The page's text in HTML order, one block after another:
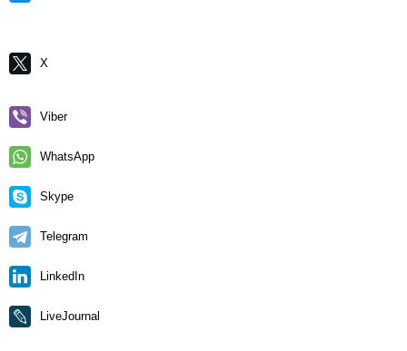
X
Viber
WhatsApp
Skype
Telegram
LinkedIn
LiveJournal